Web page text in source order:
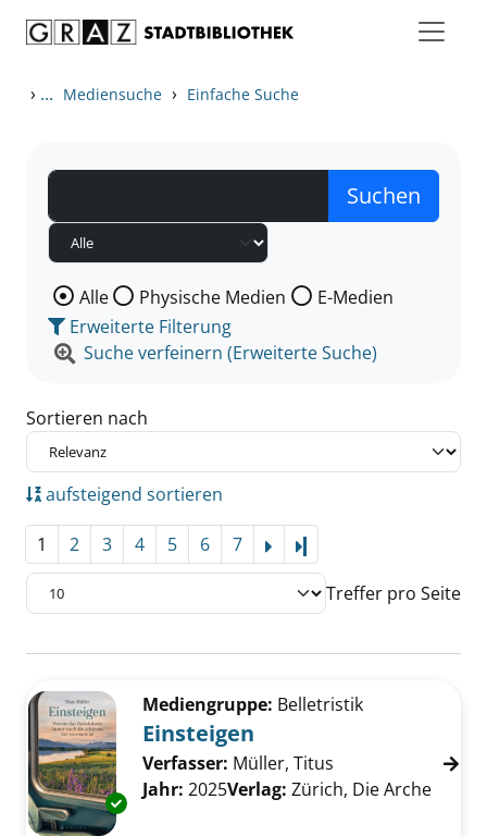
› ... Mediensuche › Einfache Suche
Wählen Sie die Medienart nach der Sie suchen wollen.
Alle Physische Medien
E-Medien
Erweiterte Filterung
Suche verfeinern (Erweiterte Suche)
Sortieren nach
aufsteigend sortieren
1 2 3 4 5 6 7
Treffer pro Seite
Zu den Suchfiltern springen
Exemplar-Details von Einsteigen anzeigen
Mediengruppe: Belletristik
Einsteigen
Verfasser: Müller, Titus Suche nach
Jahr: 2025Verlag: Zürich, Die Arche